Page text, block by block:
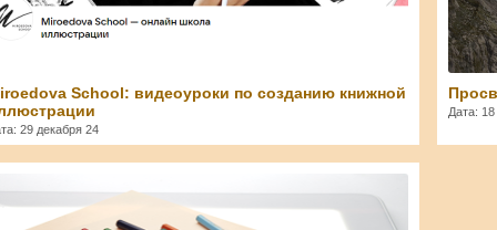
School: видеоуроки по созданию книжной
29 декабря 24
Дата:
admin